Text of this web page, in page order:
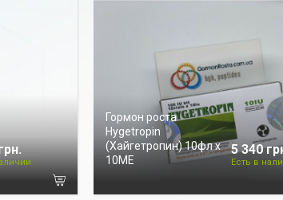
Гормон роста
Hygetropin
(Хайгетропин) 10фл х
10ME
5 340
Есть в